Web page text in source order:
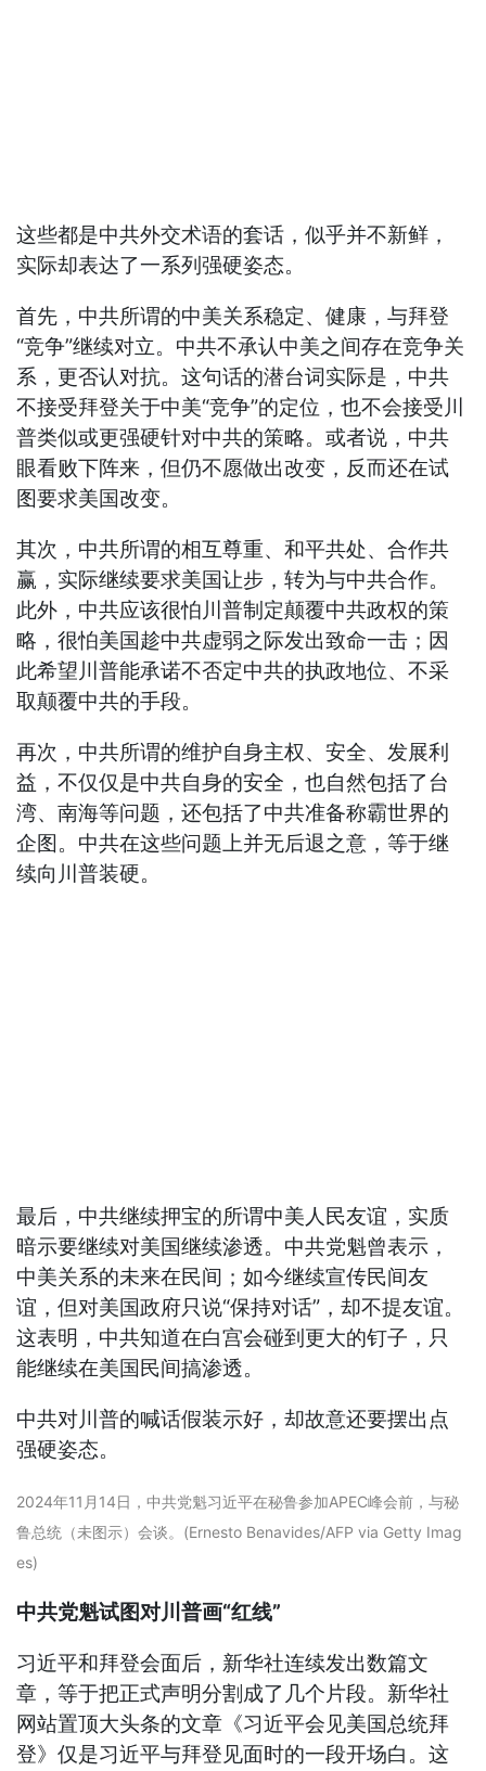
这些都是中共外交术语的套话，似乎并不新鲜，
实际却表达了一系列强硬姿态。
首先，中共所谓的中美关系稳定、健康，与拜登
“竞争”继续对立。中共不承认中美之间存在竞争关
系，更否认对抗。这句话的潜台词实际是，中共
不接受拜登关于中美“竞争”的定位，也不会接受川
普类似或更强硬针对中共的策略。或者说，中共
眼看败下阵来，但仍不愿做出改变，反而还在试
图要求美国改变。
其次，中共所谓的相互尊重、和平共处、合作共
赢，实际继续要求美国让步，转为与中共合作。
此外，中共应该很怕川普制定颠覆中共政权的策
略，很怕美国趁中共虚弱之际发出致命一击；因
此希望川普能承诺不否定中共的执政地位、不采
取颠覆中共的手段。
再次，中共所谓的维护自身主权、安全、发展利
益，不仅仅是中共自身的安全，也自然包括了台
湾、南海等问题，还包括了中共准备称霸世界的
企图。中共在这些问题上并无后退之意，等于继
续向川普装硬。
最后，中共继续押宝的所谓中美人民友谊，实质
暗示要继续对美国继续渗透。中共党魁曾表示，
中美关系的未来在民间；如今继续宣传民间友
谊，但对美国政府只说“保持对话”，却不提友谊。
这表明，中共知道在白宫会碰到更大的钉子，只
能继续在美国民间搞渗透。
中共对川普的喊话假装示好，却故意还要摆出点
强硬姿态。
2024年11月14日，中共党魁习近平在秘鲁参加APEC峰会前，与秘
鲁总统（未图示）会谈。(Ernesto Benavides/AFP via Getty Imag
es)
中共党魁试图对川普画“红线”
习近平和拜登会面后，新华社连续发出数篇文
章，等于把正式声明分割成了几个片段。新华社
网站置顶大头条的文章《习近平会见美国总统拜
登》仅是习近平与拜登见面时的一段开场白。这